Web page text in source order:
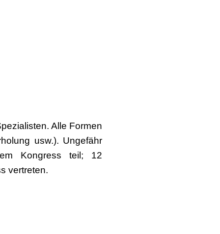
Alle Formen
usw.). Ungefähr
Kongress teil; 12
vertreten.